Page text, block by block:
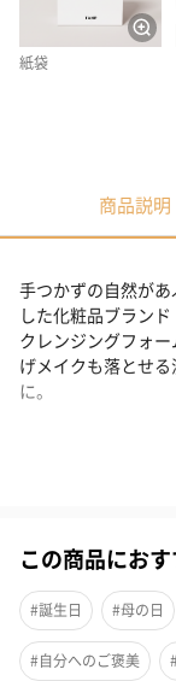
紙袋
商品説明
手つかずの自然が
した化粧品ブラン
クレンジングフォ
げメイクも落とせ
に。
この商品にお
#誕生日 #母の日
#自分へのご褒美